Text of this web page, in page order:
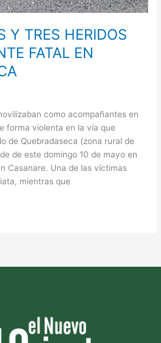
Y TRES HERIDOS
FATAL EN
como acompañantes en
forma violenta en la vía que
de Quebradaseca (zona rural de
de este domingo 10 de mayo en
Casanare. Una de las víctimas
mientras que